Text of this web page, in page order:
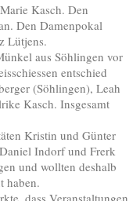
Kasch. Den
Den Damenpokal
Lütjens.
aus Söhlingen vor
entschied
(Söhlingen), Leah
Kasch. Insgesamt
Kristin und Günter
Indorf und Frerk
und wollten deshalb
haben.
dass Veranstaltungen